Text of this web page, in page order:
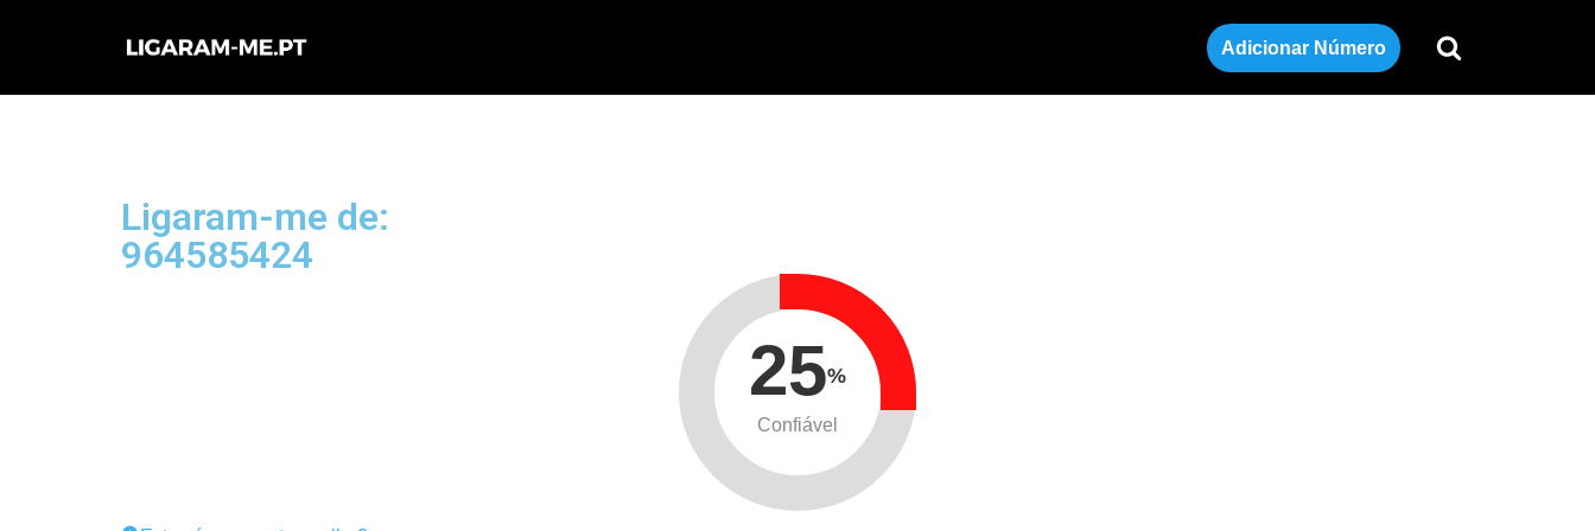
para
Adicionar Número
Ligaram-me de:
964585424
25%
Confiável